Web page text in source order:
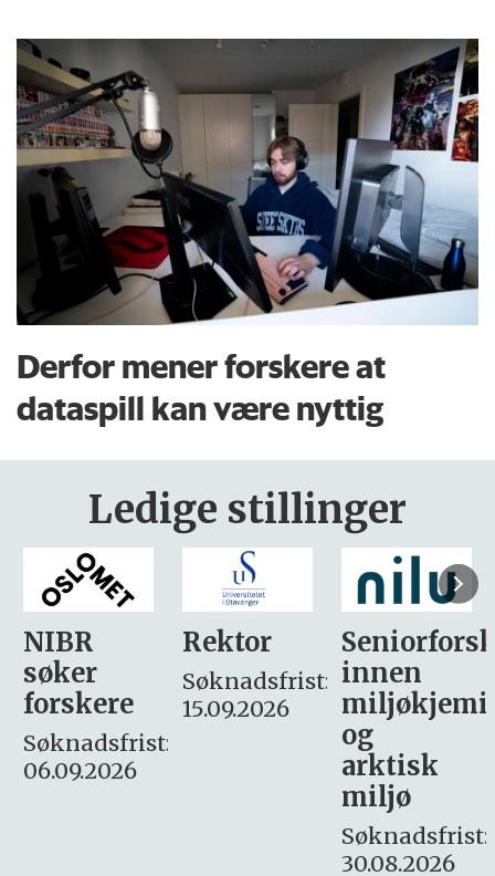
Derfor mener forskere at
dataspill kan være nyttig
Ledige stillinger
Rektor
Søknadsfrist:
15.09.2026
Seniorforsker
innen
miljøkjemi
søker
– fast
Søknadsfrist:
16. august.